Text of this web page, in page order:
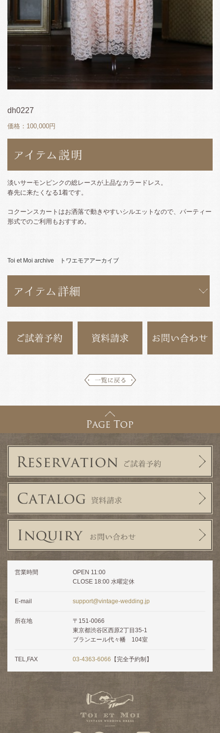
dh0227
価格：100,000円
淡いサーモンピンクの総レースが上品なカラードレス。
春先に来たくなる1着です。
コクーンスカートはお洒落で動きやすいシルエットなので、パーティー
形式でのご利用もおすすめ。
Toi et Moi archive トワエモアアーカイブ
営業時間
OPEN 11:00
CLOSE 18:00 水曜定休
E-mail support@vintage-wedding.jp
所在地
〒151-0066
東京都渋谷区西原2丁目35-1
ブランエール代々幡 104室
TEL,FAX 03-4363-6066 【完全予約制】